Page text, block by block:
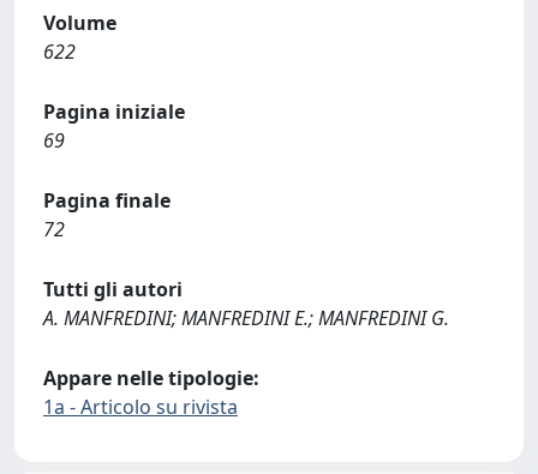
Volume
622
Pagina iniziale
69
Pagina finale
72
Tutti gli autori
A. MANFREDINI; MANFREDINI E.; MANFREDINI G.
Appare nelle tipologie:
1a - Articolo su rivista